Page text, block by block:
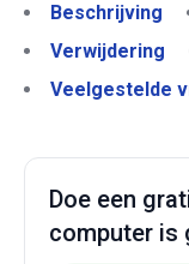
Beschrijving
Verwijdering
Veelgestelde
Doe een
computer is